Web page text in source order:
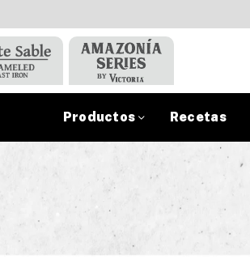
Productos Recetas